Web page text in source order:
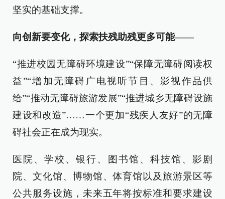
坚实的基础支撑。
向创新要变化，探索扶残助残更多可能——
“推进校园无障碍环境建设”“保障无障碍阅读权
益”“增加无障碍广电视听节目、影视作品供
给”“推动无障碍旅游发展”“推进城乡无障碍设施
建设和改造”……一个更加“残疾人友好”的无障
碍社会正在成为现实。
医院、学校、银行、图书馆、科技馆、影剧
院、文化馆、博物馆、体育馆以及旅游景区等
公共服务设施，未来五年将按标准和要求建设